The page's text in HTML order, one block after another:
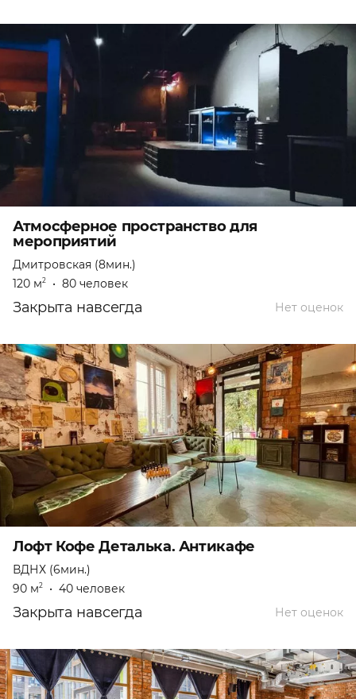
Атмосферное пространство для
мероприятий
Дмитровская (8мин.)
120 м2 • 80 человек
Нет оценок
Закрыта навсегда
Лофт Кофе Деталька. Антикафе
ВДНХ (6мин.)
90 м2 • 40 человек
Нет оценок
Закрыта навсегда